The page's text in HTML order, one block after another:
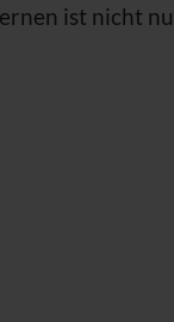
ist nicht